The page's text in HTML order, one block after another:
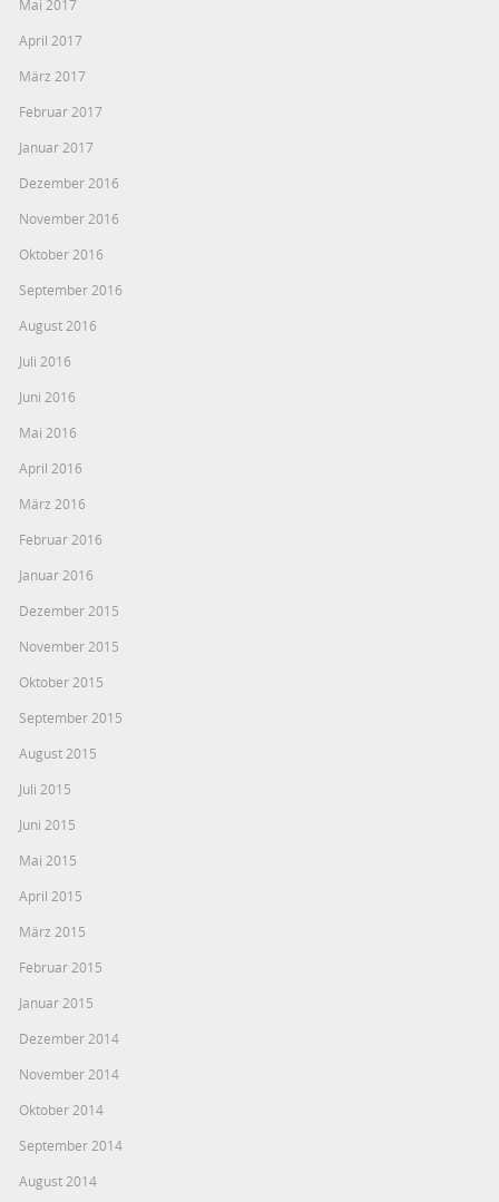
Mai 2017
April 2017
März 2017
Februar 2017
Januar 2017
Dezember 2016
November 2016
Oktober 2016
September 2016
August 2016
Juli 2016
Juni 2016
Mai 2016
April 2016
März 2016
Februar 2016
Januar 2016
Dezember 2015
November 2015
Oktober 2015
September 2015
August 2015
Juli 2015
Juni 2015
Mai 2015
April 2015
März 2015
Februar 2015
Januar 2015
Dezember 2014
November 2014
Oktober 2014
September 2014
August 2014